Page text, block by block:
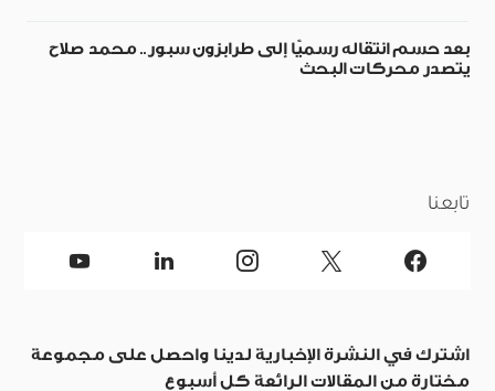
بعد حسم انتقاله رسميًا إلى طرابزون سبور.. محمد صلاح
يتصدر محركات البحث
تابعنا
اشترك في النشرة الإخبارية لدينا واحصل على مجموعة
مختارة من المقالات الرائعة كل أسبوع